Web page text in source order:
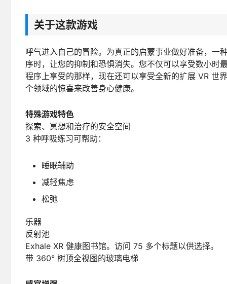
关于这款游戏
呼气进入自己的冒险。为真正的启蒙事业做好准备，一
序时，让您的抑制和恐惧消失。您不仅可以享受数小时
程序上享受的那样，现在还可以享受全新的扩展 VR 世
个领域的惊喜来改善身心健康。
特殊游戏特色
探索、冥想和治疗的安全空间
3 种呼吸练习可帮助：
睡眠辅助
减轻焦虑
松弛
乐器
反射池
Exhale XR 健康图书馆。访问 7​​5 多个标题以供选择。
带 360° 树顶全视图的玻璃电梯